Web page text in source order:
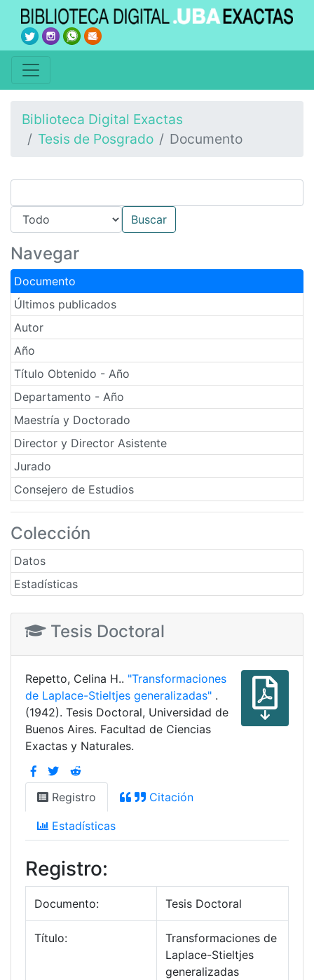
Biblioteca Digital Exactas
Tesis de Posgrado
Documento
Navegar
Documento
Últimos publicados
Autor
Año
Título Obtenido - Año
Departamento - Año
Maestría y Doctorado
Director y Director Asistente
Jurado
Consejero de Estudios
Colección
Datos
Estadísticas
Tesis Doctoral
Repetto, Celina H.. "Transformaciones
de Laplace-Stieltjes generalizadas" .
(1942). Tesis Doctoral, Universidad de
Buenos Aires. Facultad de Ciencias
Exactas y Naturales.
Registro Citación
Estadísticas
Registro:
Documento: Tesis Doctoral
Título:
Transformaciones de
Laplace-Stieltjes
generalizadas